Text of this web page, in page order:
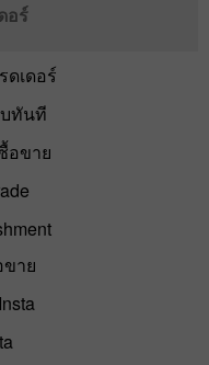
อร์
เดอร์
ทันที
อขาย
ขาย